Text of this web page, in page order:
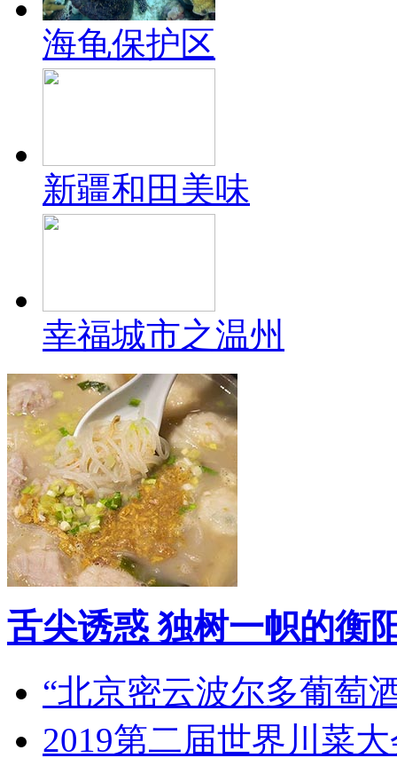
海龟保护区
新疆和田美味
幸福城市之温州
舌尖诱惑 独树一帜的衡
“北京密云波尔多葡萄
2019第二届世界川菜